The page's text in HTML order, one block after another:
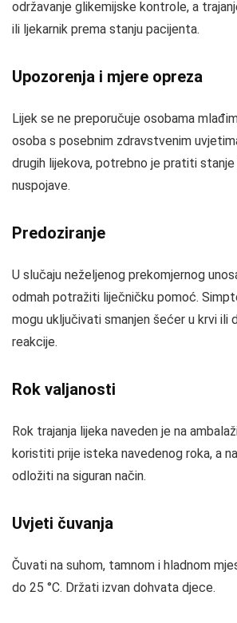
održavanje glikemijske kontrole, a
ili ljekarnik prema stanju pacijenta.
Upozorenja i mjere opreza
Lijek se ne preporučuje osobama
osoba s posebnim zdravstvenim
drugih lijekova, potrebno je pratiti
nuspojave.
Predoziranje
U slučaju neželjenog prekomjernog
odmah potražiti liječničku pomoć.
mogu uključivati smanjen šećer u krvi ili
reakcije.
Rok valjanosti
Rok trajanja lijeka naveden je na
koristiti prije isteka navedenog roka, a
odložiti na siguran način.
Uvjeti čuvanja
Čuvati na suhom, tamnom i hladnom
do 25 °C. Držati izvan dohvata djece.